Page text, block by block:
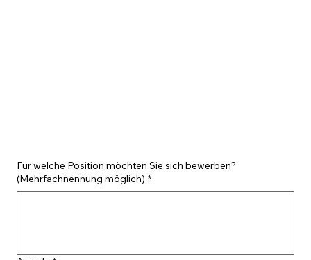
Für welche Position möchten Sie sich bewerben?
(Mehrfachnennung möglich) *